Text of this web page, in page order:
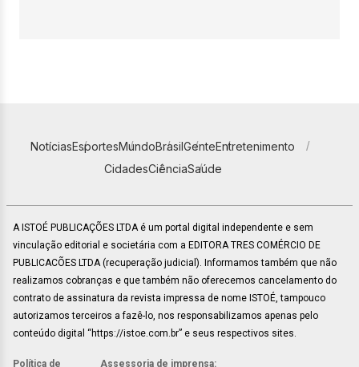
NotíciasEsportesMundoBrasilGenteEntretenimento
CidadesCiênciaSaúde
A ISTOÉ PUBLICAÇÕES LTDA é um portal digital independente e sem
vinculação editorial e societária com a EDITORA TRES COMÉRCIO DE
PUBLICACÕES LTDA (recuperação judicial). Informamos também que não
realizamos cobranças e que também não oferecemos cancelamento do
contrato de assinatura da revista impressa de nome ISTOÉ, tampouco
autorizamos terceiros a fazê-lo, nos responsabilizamos apenas pelo
conteúdo digital “https://istoe.com.br” e seus respectivos sites.
Política de Assessoria de imprensa: